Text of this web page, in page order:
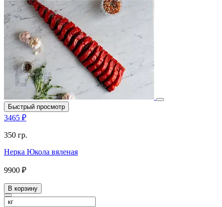
Быстрый просмотр
3465 ₽
350 гр.
Нерка Юкола вяленая
9900 ₽
В корзину